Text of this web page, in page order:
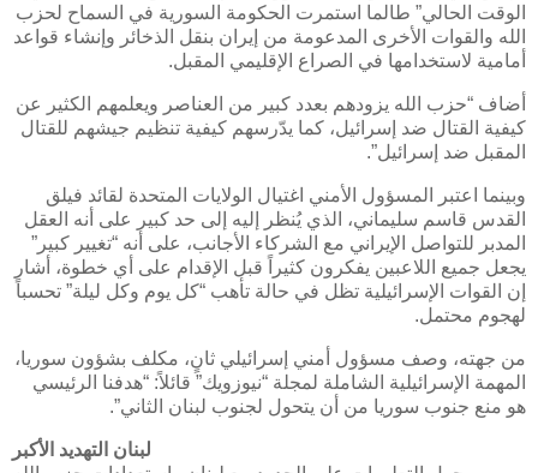
الوقت الحالي” طالما استمرت الحكومة السورية في السماح لحزب
الله والقوات الأخرى المدعومة من إيران بنقل الذخائر وإنشاء قواعد
أمامية لاستخدامها في الصراع الإقليمي المقبل.
أضاف “حزب الله يزودهم بعدد كبير من العناصر ويعلمهم الكثير عن
كيفية القتال ضد إسرائيل، كما يدّرسهم كيفية تنظيم جيشهم للقتال
المقبل ضد إسرائيل”.
وبينما اعتبر المسؤول الأمني اغتيال الولايات المتحدة لقائد فيلق
القدس قاسم سليماني، الذي يُنظر إليه إلى حد كبير على أنه العقل
المدبر للتواصل الإيراني مع الشركاء الأجانب، على أنه “تغيير كبير”
يجعل جميع اللاعبين يفكرون كثيراً قبل الإقدام على أي خطوة، أشار
إن القوات الإسرائيلية تظل في حالة تأهب “كل يوم وكل ليلة” تحسباً
لهجوم محتمل.
من جهته، وصف مسؤول أمني إسرائيلي ثانٍ، مكلف بشؤون سوريا،
المهمة الإسرائيلية الشاملة لمجلة “نيوزويك” قائلاً: “هدفنا الرئيسي
هو منع جنوب سوريا من أن يتحول لجنوب لبنان الثاني”.
لبنان التهديد الأكبر